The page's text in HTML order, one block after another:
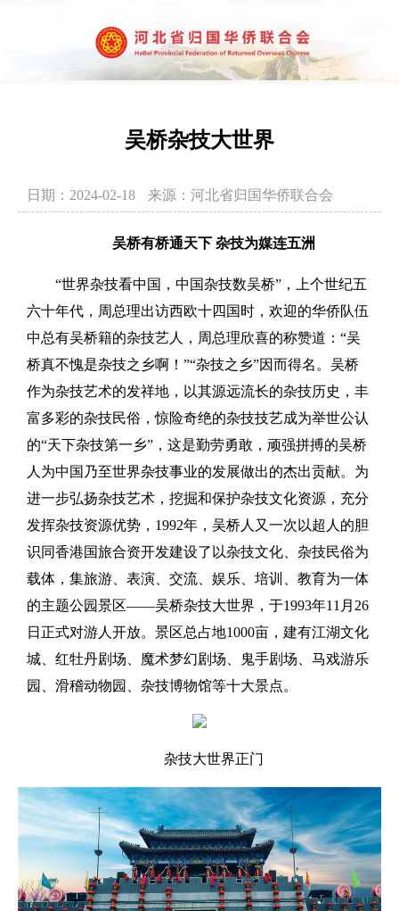
吴桥杂技大世界
日期：2024-02-18 来源：河北省归国华侨联合会
吴桥有桥通天下 杂技为媒连五洲
“世界杂技看中国，中国杂技数吴桥”，上个世纪五
六十年代，周总理出访西欧十四国时，欢迎的华侨队伍
中总有吴桥籍的杂技艺人，周总理欣喜的称赞道：“吴
桥真不愧是杂技之乡啊！”“杂技之乡”因而得名。吴桥
作为杂技艺术的发祥地，以其源远流长的杂技历史，丰
富多彩的杂技民俗，惊险奇绝的杂技技艺成为举世公认
的“天下杂技第一乡”，这是勤劳勇敢，顽强拼搏的吴桥
人为中国乃至世界杂技事业的发展做出的杰出贡献。为
进一步弘扬杂技艺术，挖掘和保护杂技文化资源，充分
发挥杂技资源优势，1992年，吴桥人又一次以超人的胆
识同香港国旅合资开发建设了以杂技文化、杂技民俗为
载体，集旅游、表演、交流、娱乐、培训、教育为一体
的主题公园景区——吴桥杂技大世界，于1993年11月26
日正式对游人开放。景区总占地1000亩，建有江湖文化
城、红牡丹剧场、魔术梦幻剧场、鬼手剧场、马戏游乐
园、滑稽动物园、杂技博物馆等十大景点。
杂技大世界正门